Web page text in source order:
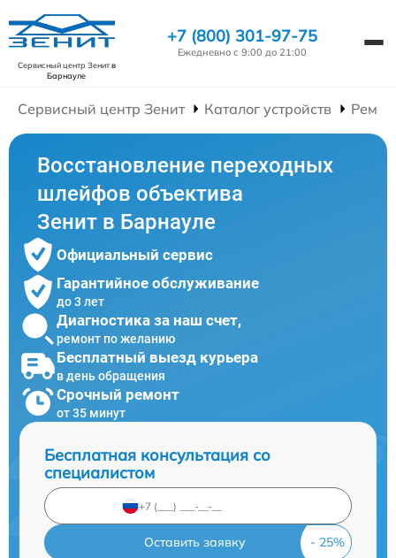
Сервисный центр Зенитв
Барнауле
+7 (800) 301-97-75
Ежедневно с 9:00 до 21:00
Сервисный центр Зенит Каталог устройств
Восстановление переходных
шлейфов объектива
Зенит в Барнауле
Официальный сервис
Гарантийное обслуживание
до 3 лет
Диагностика за наш счет,
ремонт по желанию
Бесплатный выезд курьера
в день обращения
Срочный ремонт
от 35 минут
Бесплатная консультация со
специалистом
Оставить заявку